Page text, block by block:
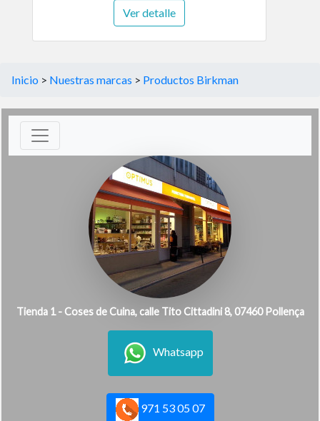
Ver detalle
Inicio > Nuestras marcas > Productos Birkman
Tienda 1 - Coses de Cuina, calle Tito Cittadini 8, 07460 Pollença
Whatsapp
971 53 05 07